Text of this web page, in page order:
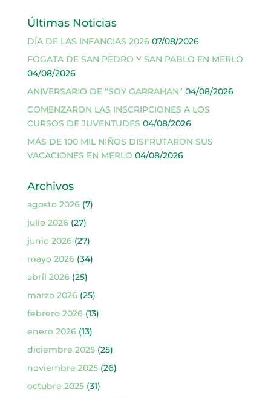
Últimas Noticias
DÍA DE LAS INFANCIAS 2026 07/08/2026
FOGATA DE SAN PEDRO Y SAN PABLO EN MERLO
04/08/2026
ANIVERSARIO DE “SOY GARRAHAN” 04/08/2026
COMENZARON LAS INSCRIPCIONES A LOS
CURSOS DE JUVENTUDES 04/08/2026
MÁS DE 100 MIL NIÑOS DISFRUTARON SUS
VACACIONES EN MERLO 04/08/2026
Archivos
agosto 2026(7)
julio 2026(27)
junio 2026(27)
mayo 2026(34)
abril 2026(25)
marzo 2026(25)
febrero 2026(13)
enero 2026(13)
diciembre 2025(25)
noviembre 2025(26)
octubre 2025(31)